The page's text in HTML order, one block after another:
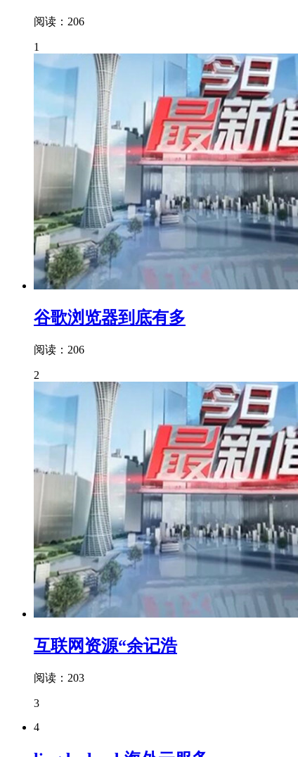
阅读：206
1
谷歌浏览器到底有多
阅读：206
2
互联网资源“余记浩
阅读：203
3
4